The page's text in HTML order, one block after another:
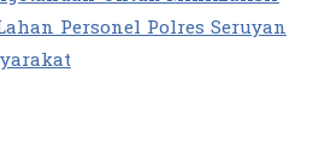
Personel Polres Seruyan